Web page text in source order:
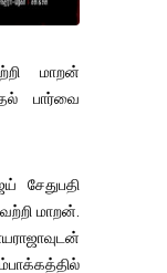
மாறன்
பார்வை
சேதுபதி
மாறன்.